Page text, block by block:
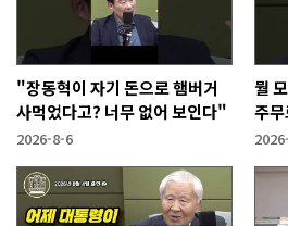
"장동혁이 자기 돈으로 햄버거
사먹었다고? 너무 없어 보인다"
2026-8-6
뭘
주